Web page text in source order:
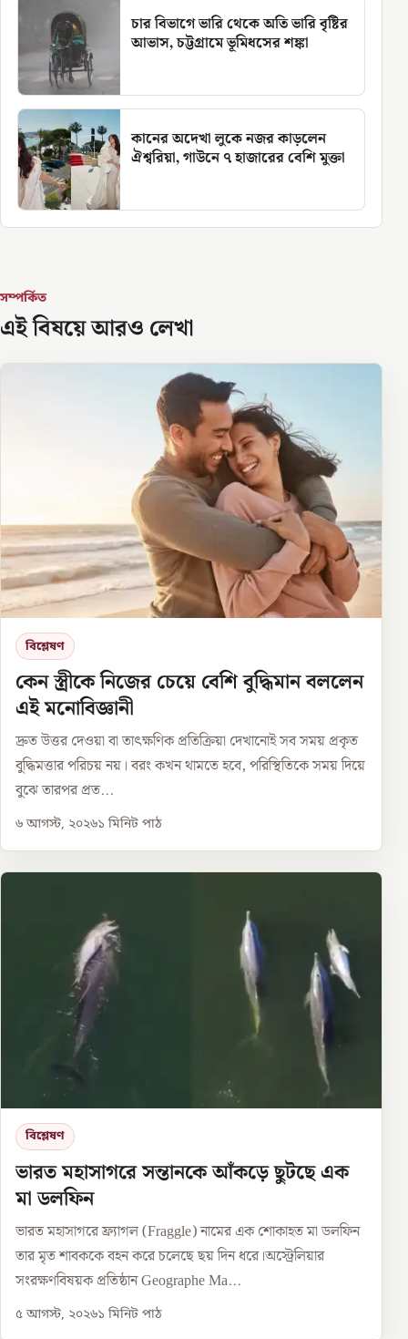
চার বিভাগে ভারি থেকে অতি ভারি বৃষ্টির
আভাস, চট্টগ্রামে ভূমিধসের শঙ্কা
কানের অদেখা লুকে নজর কাড়লেন
ঐশ্বরিয়া, গাউনে ৭ হাজারের বেশি মুক্তা
সম্পর্কিত
এই বিষয়ে আরও লেখা
বিশ্লেষণ
কেন স্ত্রীকে নিজের চেয়ে বেশি বুদ্ধিমান বললেন
এই মনোবিজ্ঞানী
দ্রুত উত্তর দেওয়া বা তাৎক্ষণিক প্রতিক্রিয়া দেখানোই সব সময় প্রকৃত
বুদ্ধিমত্তার পরিচয় নয়। বরং কখন থামতে হবে, পরিস্থিতিকে সময় দিয়ে
বুঝে তারপর প্রত...
৬ আগস্ট, ২০২৬১ মিনিট পাঠ
বিশ্লেষণ
ভারত মহাসাগরে সন্তানকে আঁকড়ে ছুটছে এক
মা ডলফিন
ভারত মহাসাগরে ফ্র্যাগল (Fraggle) নামের এক শোকাহত মা ডলফিন
তার মৃত শাবককে বহন করে চলেছে ছয় দিন ধরে।অস্ট্রেলিয়ার
সংরক্ষণবিষয়ক প্রতিষ্ঠান Geographe Ma...
৫ আগস্ট, ২০২৬১ মিনিট পাঠ